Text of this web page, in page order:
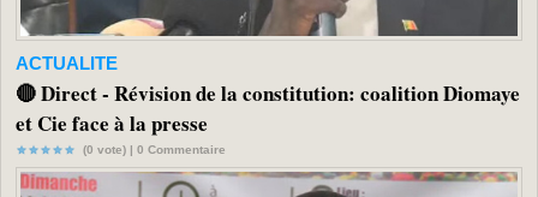
ACTUALITE
🔴 Direct - Révision de la constitution: coalition Diomaye
et Cie face à la presse
(0 vote) | 0 Commentaire